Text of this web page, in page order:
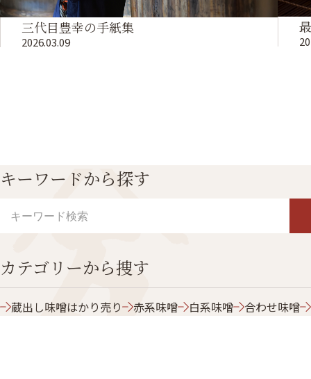
三代目豊幸の手紙集
2026.03.09
キーワードから探す
カテゴリーから捜す
蔵出し味噌はかり売り 赤系味噌 白系味噌 合わせ味噌